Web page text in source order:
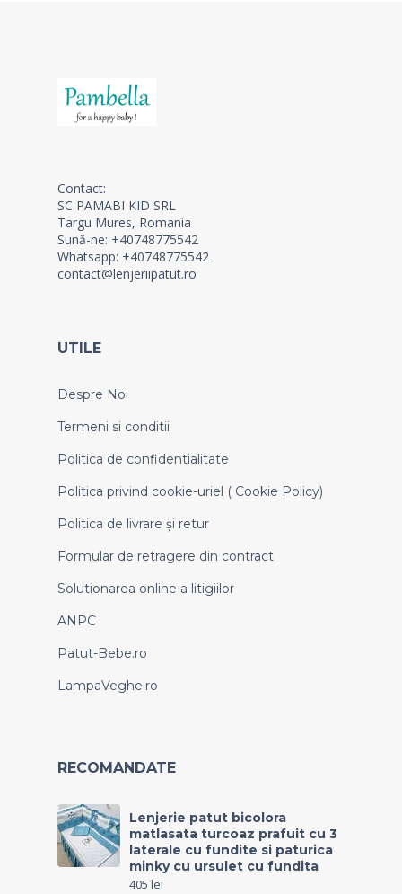
Contact:
SC PAMABI KID SRL
Targu Mures, Romania
Sună-ne: +40748775542
Whatsapp: +40748775542
contact@lenjeriipatut.ro
UTILE
Despre Noi
Termeni si conditii
Politica de confidentialitate
Politica privind cookie-uriel ( Cookie Policy)
Politica de livrare și retur
Formular de retragere din contract
Solutionarea online a litigiilor
ANPC
Patut-Bebe.ro
LampaVeghe.ro
RECOMANDATE
Lenjerie patut bicolora
matlasata turcoaz prafuit cu 3
laterale cu fundite si paturica
minky cu ursulet cu fundita
405 lei